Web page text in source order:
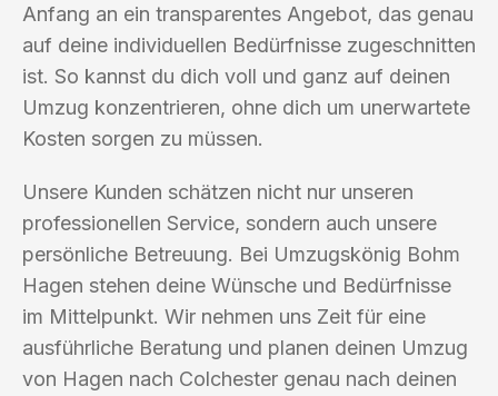
Anfang an ein transparentes Angebot, das genau
auf deine individuellen Bedürfnisse zugeschnitten
ist. So kannst du dich voll und ganz auf deinen
Umzug konzentrieren, ohne dich um unerwartete
Kosten sorgen zu müssen.
Unsere Kunden schätzen nicht nur unseren
professionellen Service, sondern auch unsere
persönliche Betreuung. Bei Umzugskönig Bohm
Hagen stehen deine Wünsche und Bedürfnisse
im Mittelpunkt. Wir nehmen uns Zeit für eine
ausführliche Beratung und planen deinen Umzug
von Hagen nach Colchester genau nach deinen